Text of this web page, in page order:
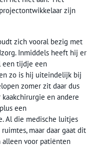
zijn
zich vooral bezig met
Inmiddels heeft hij er
een tijdje een
zo is hij uiteindelijk bij
zomer zit daar dus
en andere
een
Al die medische luitjes
maar daar gaat dit
voor patiënten